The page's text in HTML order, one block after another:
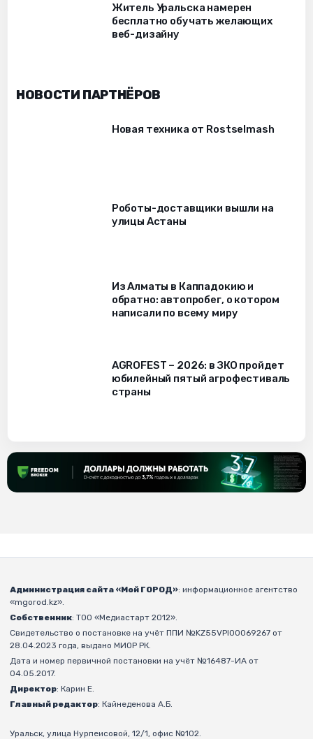
Житель Уральска намерен
бесплатно обучать желающих
веб-дизайну
НОВОСТИ ПАРТНЁРОВ
Новая техника от Rostselmash
Роботы-доставщики вышли на
улицы Астаны
Из Алматы в Каппадокию и
обратно: автопробег, о котором
написали по всему миру
AGROFEST – 2026: в ЗКО пройдет
юбилейный пятый агрофестиваль
страны
Администрация сайта «Мой ГОРОД»: информационное агентство
«mgorod.kz».
Собственник: ТОО «Медиастарт 2012».
Свидетельство о постановке на учёт ППИ №KZ55VPI00069267 от
28.04.2023 года, выдано МИОР РК.
Дата и номер первичной постановки на учёт №16487-ИА от
04.05.2017.
Директор: Карин Е.
Главный редактор: Кайнеденова А.Б.
Уральск, улица Нурпеисовой, 12/1, офис №102.